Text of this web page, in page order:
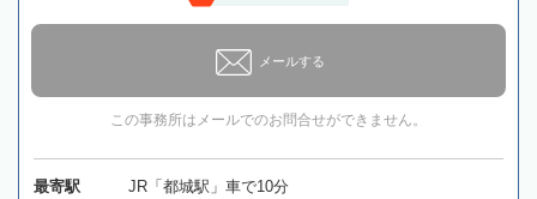
メールする
この事務所はメールでのお問合せができません。
最寄駅 JR「都城駅」車で10分